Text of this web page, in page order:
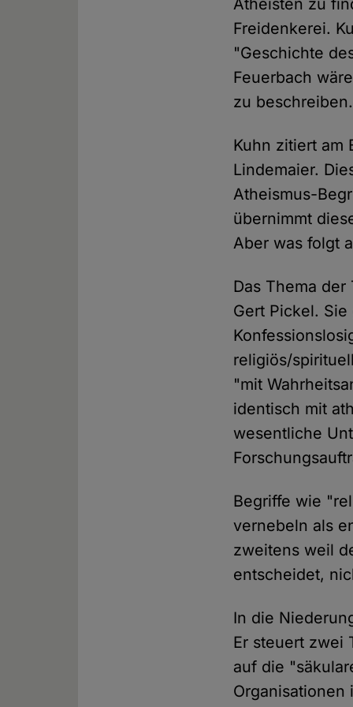
Atheisten zu
Freidenkerei.
"Geschichte
Feuerbach
zu beschreiben.
Kuhn zitiert am
Lindemaier.
Atheismus-
übernimmt
Aber was folgt
Das Thema
Gert Pickel.
religiös/
"mit
identisch mit
wesentliche
Begriffe wie
vernebeln als
zweitens weil
entscheidet,
In die
Er steuert zwei
auf die
Organisationen